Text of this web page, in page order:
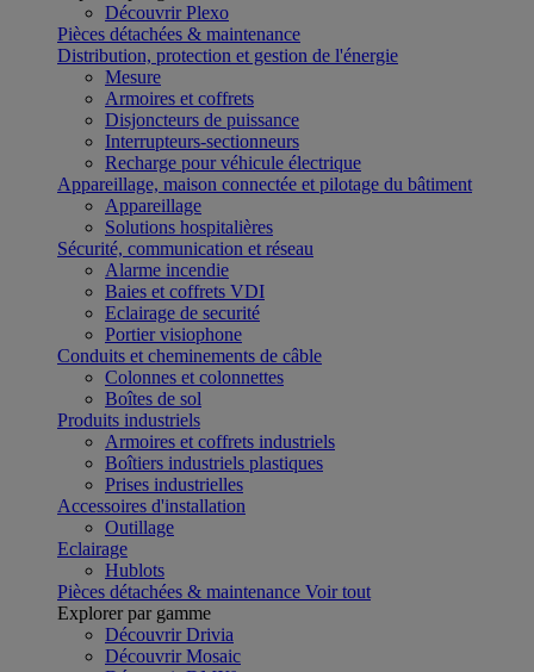
Découvrir Plexo
Pièces détachées & maintenance
Distribution, protection et gestion de l'énergie
Mesure
Armoires et coffrets
Disjoncteurs de puissance
Interrupteurs-sectionneurs
Recharge pour véhicule électrique
Appareillage, maison connectée et pilotage du bâtiment
Appareillage
Solutions hospitalières
Sécurité, communication et réseau
Alarme incendie
Baies et coffrets VDI
Eclairage de securité
Portier visiophone
Conduits et cheminements de câble
Colonnes et colonnettes
Boîtes de sol
Produits industriels
Armoires et coffrets industriels
Boîtiers industriels plastiques
Prises industrielles
Accessoires d'installation
Outillage
Eclairage
Hublots
Pièces détachées & maintenance Voir tout
Explorer par gamme
Découvrir Drivia
Découvrir Mosaic